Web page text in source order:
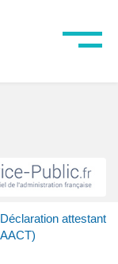
Déclaration attestant